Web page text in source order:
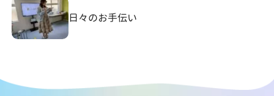
日々のお手伝い